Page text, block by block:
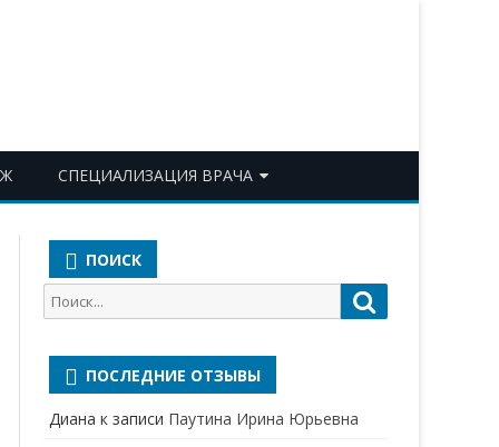
СПЕЦИАЛИЗАЦИЯ ВРАЧА
АЛЛЕРГОЛОГ-ИММУНОЛОГ
АНЕСТЕЗИОЛОГ-
БАКТЕРИОЛОГ
ВЕРТЕБРОЛОГ
ПОИСК
Поиск
для:
ПОСЛЕДНИЕ ОТЗЫВЫ
Диана к записи Паутина Ирина Юрьевна